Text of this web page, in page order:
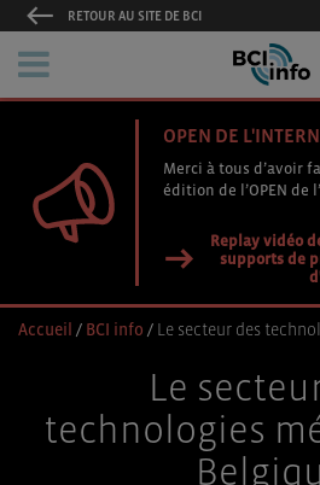
RETOUR AU SITE DE BCI
OPEN DE
Merci à tous d’avoir
édition de l’OPEN de
Replay vidéo
supports de
Accueil / BCI info / Le secteur des
Le
technologies